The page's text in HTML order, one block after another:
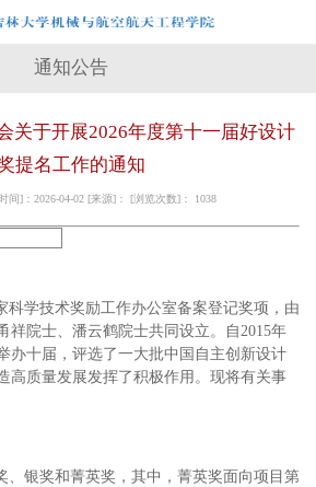
通知公告
关于开展2026年度第十一届好设计
提名工作的通知
间]：2026-04-02 [来源]： [浏览次数]： 1038
科学技术奖励工作办公室备案登记奖项，由
祥院士、潘云鹤院士共同设立。自2015年
办十届，评选了一大批中国自主创新设计
高质量发展发挥了积极作用。现将有关事
、银奖和菁英奖，其中，菁英奖面向项目第